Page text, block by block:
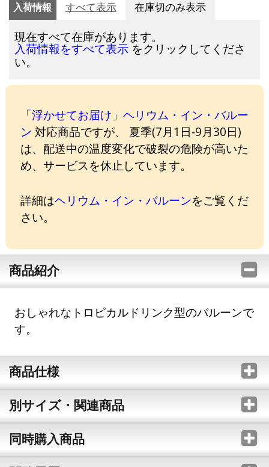
入荷情報 すべて表示 在庫切のみ表示
現在すべて在庫があります。
入荷情報をすべて表示 をクリックしてくださ
い。
「浮かせてお届け」ヘリウム・イン・バルー
ン 対応商品ですが、 夏季(7月1日-9月30日)
は、配送中の温度変化で破裂の危険が高いた
め、サービスを休止しています。
詳細はヘリウム・イン・バルーンをご覧くだ
さい。
商品紹介
おしゃれなトロピカルドリンク型のバルーンで
す。
商品仕様
別サイズ・関連商品
同時購入商品